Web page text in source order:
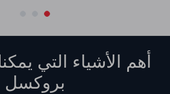
أهم الأشياء التي
بروكسل